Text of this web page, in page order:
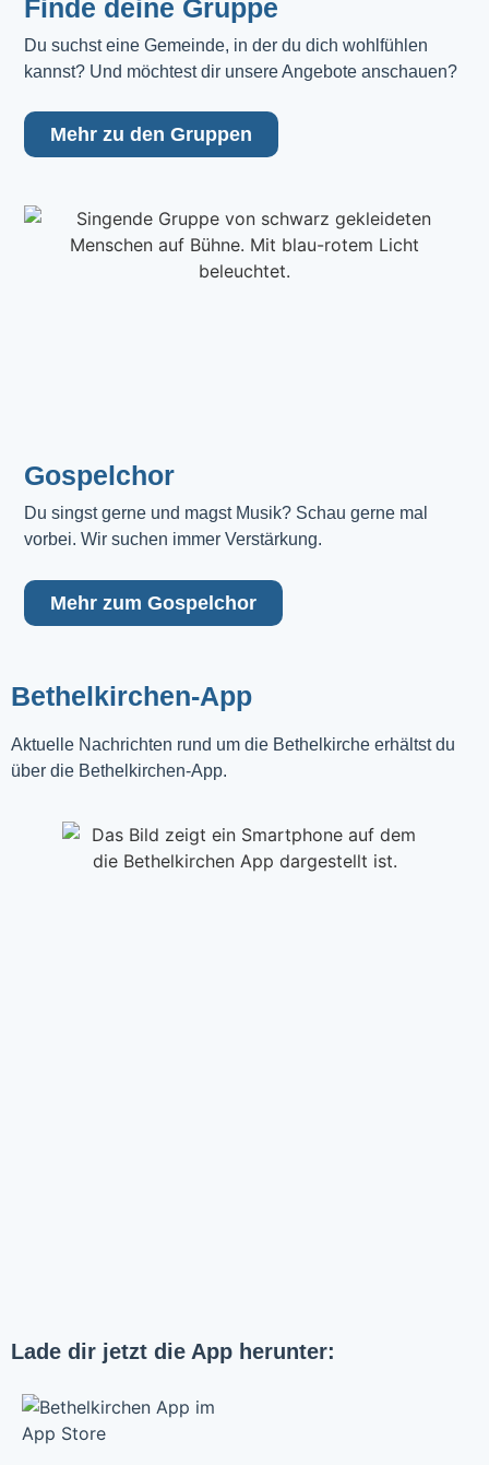
Finde deine Gruppe
Du suchst eine Gemeinde, in der du dich wohlfühlen
kannst? Und möchtest dir unsere Angebote anschauen?
Mehr zu den Gruppen
Gospelchor
Du singst gerne und magst Musik? Schau gerne mal
vorbei. Wir suchen immer Verstärkung.
Mehr zum Gospelchor
Bethelkirchen-App
Aktuelle Nachrichten rund um die Bethelkirche erhältst du
über die Bethelkirchen-App.
Lade dir jetzt die App herunter: